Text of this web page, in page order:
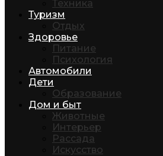
Техника
Туризм
Отдых
Здоровье
Питание
Психология
Автомобили
Дети
Образование
Дом и быт
Животные
Интерьер
Рассада
Искусство